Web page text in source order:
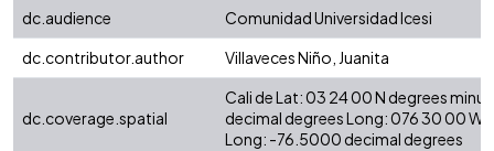
dc.audience
Comunidad Universidad Icesi
dc.contributor.author
Villaveces Niño, Juanita
dc.coverage.spatial
Cali de Lat: 03 24 00 N degrees
decimal degrees Long: 076 30 00 W
Long: -76.5000 decimal degrees